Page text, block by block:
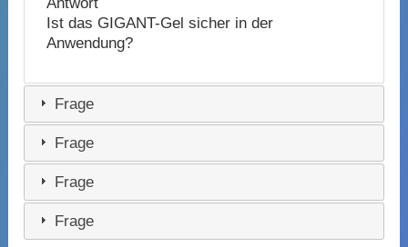
Ist das GIGANT-Gel sicher in der
Anwendung?
Frage
Frage
Frage
Frage